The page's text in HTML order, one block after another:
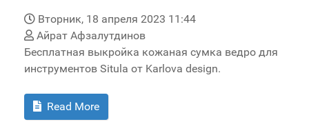
Вторник, 18 апреля 2023 11:44
Айрат Афзалутдинов
Бесплатная выкройка кожаная сумка ведро для
инструментов Situla от Karlova design.
Read More